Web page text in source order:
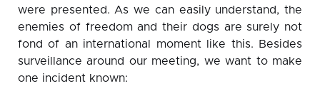
were presented. As we can easily understand, the
enemies of freedom and their dogs are surely not
fond of an international moment like this. Besides
surveillance around our meeting, we want to make
one incident known: